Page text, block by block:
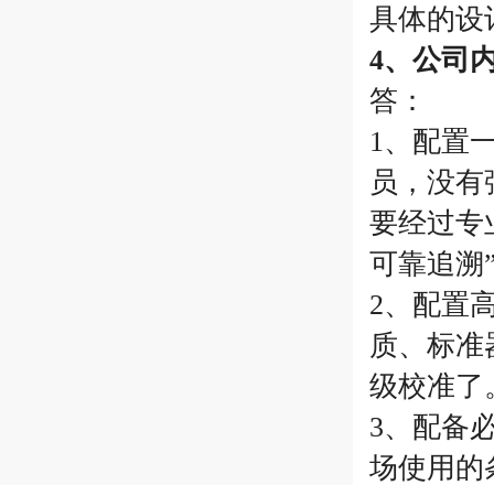
具体的设
4、公司
答：
1、配置
员，没
要经过专
可靠追溯
2、配置
质、标
级校准了
3、配备
场使用的